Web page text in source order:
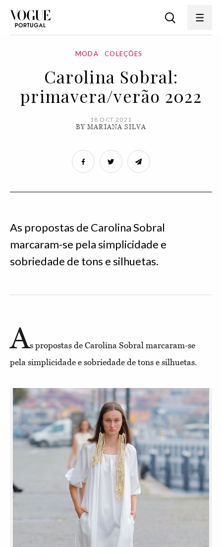
MODA COLEÇÕES
Carolina Sobral:
primavera/verão 2022
18 OCT 2021
BY MARIANA SILVA
As propostas de Carolina Sobral
marcaram-se pela simplicidade e
sobriedade de tons e silhuetas.
As propostas de Carolina Sobral marcaram-se
pela simplicidade e sobriedade de tons e silhuetas.